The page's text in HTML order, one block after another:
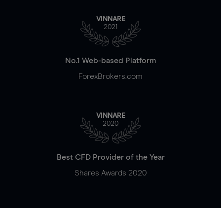
VINNARE
2021
No.1 Web-based Platform
ForexBrokers.com
VINNARE
2020
Best CFD Provider of the Year
Shares Awards 2020